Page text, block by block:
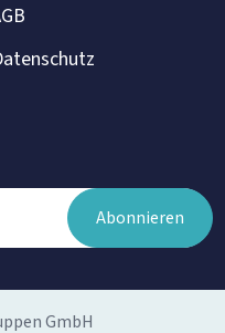
Abonnieren
GmbH